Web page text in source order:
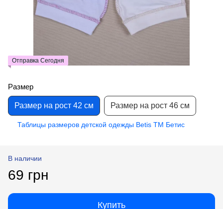
Отправка Сегодня
Размер
Размер на рост 42 см Размер на рост 46 см
Таблицы размеров детской одежды Betis ТМ Бетис
В наличии
69 грн
Купить